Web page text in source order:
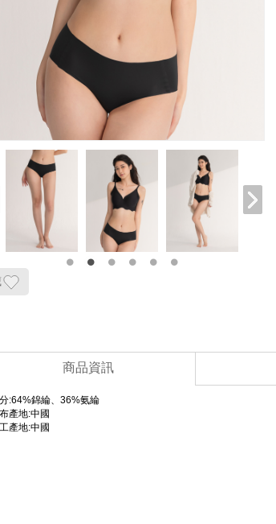
商品資訊
:64%錦綸、36%氨綸
產地:中國
產地:中國